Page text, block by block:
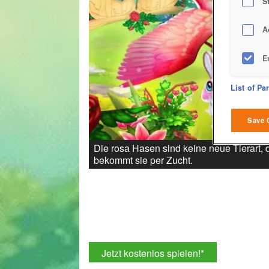
Die rosa Hasen sind keine neue Tierart,
bekommt sie per Zucht.
Jetzt kostenlos spielen!*
List of
Save